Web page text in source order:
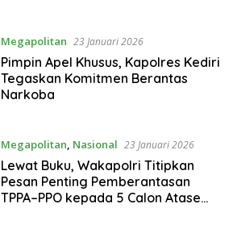
Megapolitan 23 Januari 2026
Pimpin Apel Khusus, Kapolres Kediri
Tegaskan Komitmen Berantas
Narkoba
Megapolitan, Nasional 23 Januari 2026
Lewat Buku, Wakapolri Titipkan
Pesan Penting Pemberantasan
TPPA–PPO kepada 5 Calon Atase